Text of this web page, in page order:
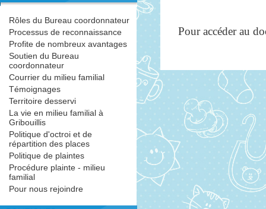
Rôles du Bureau coordonnateur
Processus de reconnaissance
Profite de nombreux avantages
Soutien du Bureau
coordonnateur
Courrier du milieu familial
Témoignages
Territoire desservi
La vie en milieu familial à
Gribouillis
Politique d'octroi et de
répartition des places
Politique de plaintes
Procédure plainte - milieu
familial
Pour nous rejoindre
Pour accéder au